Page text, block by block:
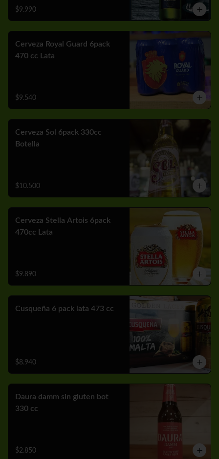
$9.990
Cerveza Royal Guard 6pack
470 cc Lata
$9.540
Cerveza Sol 6pack 330cc
Botella
$10.500
Cerveza Stella Artois 6pack
470cc Lata
$9.890
Cusqueña 6 pack lata 473 cc
$8.940
Daura damm sin gluten bot
330 cc
$2.850